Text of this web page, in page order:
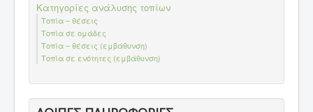
Κατηγορίες ανάλυσης τοπίων
Τοπία – θέσεις
Τοπία σε ομάδες
Τοπία – θέσεις (εμβάθυνση)
Τοπία σε ενότητες (εμβάθυνση)